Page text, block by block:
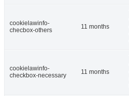
cookielawinfo-
checbox-others
11 months
cookielawinfo-
checkbox-necessary
11 months